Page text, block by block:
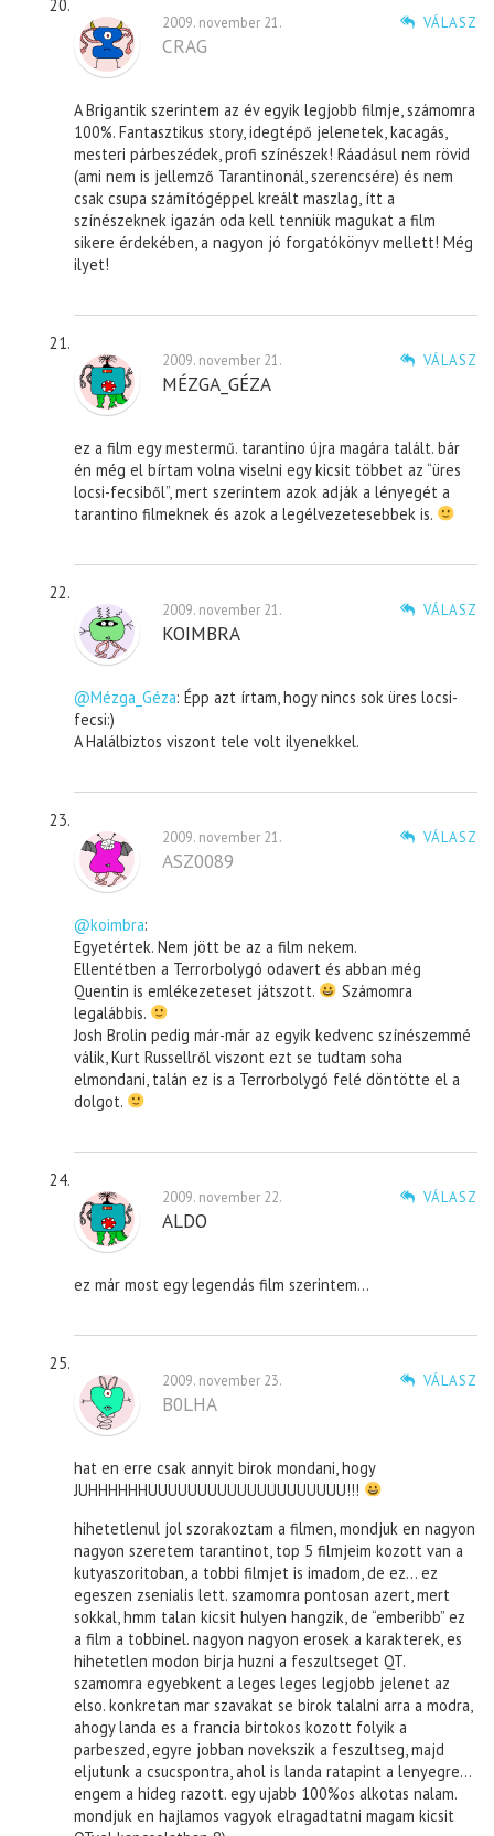
VÁLASZ
2009. november 21.
CRAG
A Brigantik szerintem az év egyik legjobb filmje, számomra
100%. Fantasztikus story, idegtépő jelenetek, kacagás,
mesteri párbeszédek, profi színészek! Ráadásul nem rövid
(ami nem is jellemző Tarantinonál, szerencsére) és nem
csak csupa számítógéppel kreált maszlag, ítt a
színészeknek igazán oda kell tenniük magukat a film
sikere érdekében, a nagyon jó forgatókönyv mellett! Még
ilyet!
VÁLASZ
2009. november 21.
MÉZGA_GÉZA
ez a film egy mestermű. tarantino újra magára talált. bár
én még el bírtam volna viselni egy kicsit többet az “üres
locsi-fecsiből”, mert szerintem azok adják a lényegét a
tarantino filmeknek és azok a legélvezetesebbek is.
VÁLASZ
2009. november 21.
KOIMBRA
@Mézga_Géza: Épp azt írtam, hogy nincs sok üres locsi-
fecsi:)
A Halálbiztos viszont tele volt ilyenekkel.
VÁLASZ
2009. november 21.
ASZ0089
@koimbra:
Egyetértek. Nem jött be az a film nekem.
Ellentétben a Terrorbolygó odavert és abban még
Quentin is emlékezeteset játszott.
Számomra
legalábbis.
Josh Brolin pedig már-már az egyik kedvenc színészemmé
válik, Kurt Russellről viszont ezt se tudtam soha
elmondani, talán ez is a Terrorbolygó felé döntötte el a
dolgot.
VÁLASZ
2009. november 22.
ALDO
ez már most egy legendás film szerintem…
VÁLASZ
2009. november 23.
B0LHA
hat en erre csak annyit birok mondani, hogy
JUHHHHHHUUUUUUUUUUUUUUUUUUUU!!!
hihetetlenul jol szorakoztam a filmen, mondjuk en nagyon
nagyon szeretem tarantinot, top 5 filmjeim kozott van a
kutyaszoritoban, a tobbi filmjet is imadom, de ez… ez
egeszen zsenialis lett. szamomra pontosan azert, mert
sokkal, hmm talan kicsit hulyen hangzik, de “emberibb” ez
a film a tobbinel. nagyon nagyon erosek a karakterek, es
hihetetlen modon birja huzni a feszultseget QT.
szamomra egyebkent a leges leges legjobb jelenet az
elso. konkretan mar szavakat se birok talalni arra a modra,
ahogy landa es a francia birtokos kozott folyik a
parbeszed, egyre jobban novekszik a feszultseg, majd
eljutunk a csucspontra, ahol is landa ratapint a lenyegre…
engem a hideg razott. egy ujabb 100%os alkotas nalam.
mondjuk en hajlamos vagyok elragadtatni magam kicsit